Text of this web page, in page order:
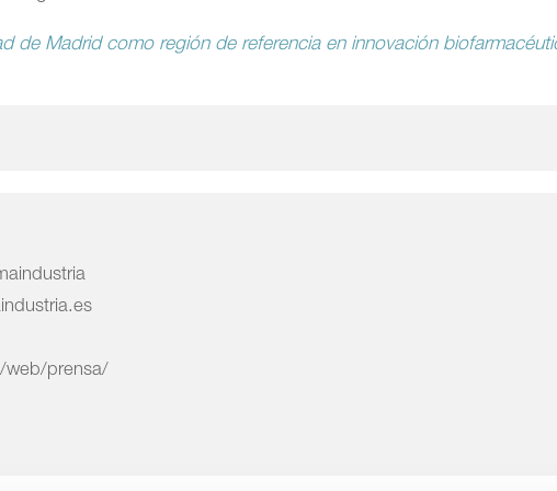
de Madrid como región de referencia en innovación
web/prensa/